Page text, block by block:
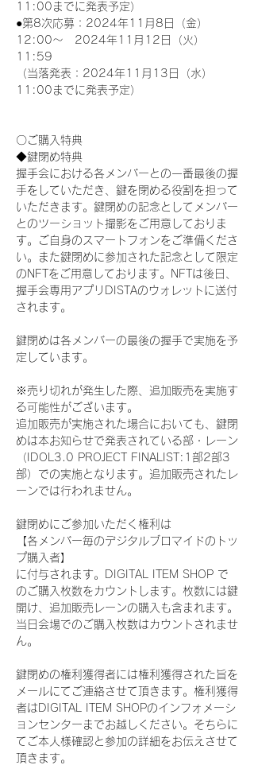
11:00までに発表予定）
●第8次応募：2024年11月8日（金）
12:00～　2024年11月12日（火）
11:59
（当落発表：2024年11月13日（水）
11:00までに発表予定）
〇ご購入特典
◆鍵閉め特典
握手会における各メンバーとの一番最後の握
手をしていただき、鍵を閉める役割を担って
いただきます。鍵閉めの記念としてメンバー
とのツーショット撮影をご用意しておりま
す。ご自身のスマートフォンをご準備くださ
い。また鍵閉めに参加された記念として限定
のNFTをご用意しております。NFTは後日、
握手会専用アプリDISTAのウォレットに送付
されます。
鍵閉めは各メンバーの最後の握手で実施を予
定しています。
※売り切れが発生した際、追加販売を実施す
る可能性がございます。
追加販売が実施された場合においても、鍵閉
めは本お知らせで発表されている部・レーン
（IDOL3.0 PROJECT FINALIST:1部2部3
部）での実施となります。追加販売されたレ
ーンでは行われません。
鍵閉めにご参加いただく権利は
【各メンバー毎のデジタルブロマイドのトッ
プ購入者】
に付与されます。DIGITAL ITEM SHOP で
のご購入枚数をカウントします。枚数には鍵
開け、追加販売レーンの購入も含まれます。
当日会場でのご購入枚数はカウントされませ
ん。
鍵閉めの権利獲得者には権利獲得された旨を
メールにてご連絡させて頂きます。権利獲得
者はDIGITAL ITEM SHOPのインフォメーシ
ョンセンターまでお越しください。そちらに
てご本人様確認と参加の詳細をお伝えさせて
頂きます。